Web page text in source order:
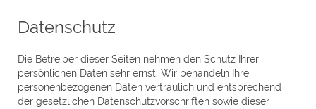
Datenschutz
Die Betreiber dieser Seiten nehmen den Schutz Ihrer
persönlichen Daten sehr ernst. Wir behandeln Ihre
personenbezogenen Daten vertraulich und entsprechend
der gesetzlichen Datenschutzvorschriften sowie dieser